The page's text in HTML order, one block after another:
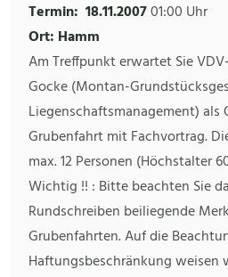
Termin: 18.11.200701:00 Uhr
Ort: Hamm
Am Treffpunkt erwartet Sie
Gocke (Montan-
Liegenschaftsmanagement) als
Grubenfahrt mit Fachvortrag.
max. 12 Personen (Höchstalter
Wichtig !! : Bitte beachten Sie
Rundschreiben beiliegende
Grubenfahrten. Auf die
Haftungsbeschränkung weisen